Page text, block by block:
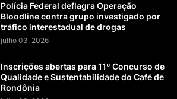
Polícia Federal deflagra Operação
Bloodline contra grupo investigado por
tráfico interestadual de drogas
julho 03, 2026
Inscrições abertas para 11º Concurso de
Qualidade e Sustentabilidade do Café de
Rondônia